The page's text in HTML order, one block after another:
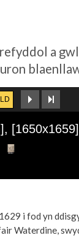
a
i fod yn
Waterdine,